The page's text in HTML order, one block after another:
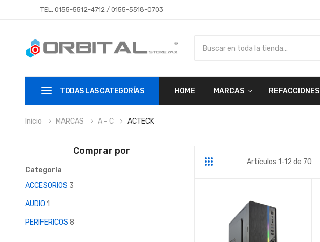
TEL. 0155-5512-4712/ 0155-5518-0703
TODAS LAS CATEGORÍAS HOME MARCAS REFACCIONES
Inicio MARCAS A - C ACTECK
Parrilla Artículos 1-12 de 70
Comprar por
Categoría
ACCESORIOS 3
AUDIO 1
PERIFERICOS 8